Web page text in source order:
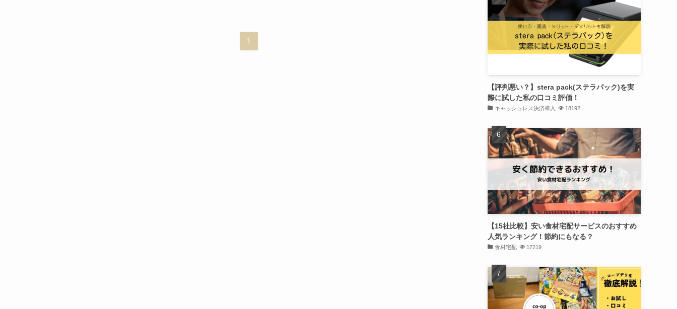
1
【評判悪い？】stera pack(ステラパック)を実
際に試した私の口コミ評価！
キャッシュレス決済導入 18192
【15社比較】安い食材宅配サービスのおすすめ
人気ランキング！節約にもなる？
食材宅配 17219